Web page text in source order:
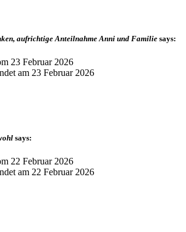
aufrichtige Anteilnahme Anni und Familie says:
23 Februar 2026
am 23 Februar 2026
says:
22 Februar 2026
am 22 Februar 2026